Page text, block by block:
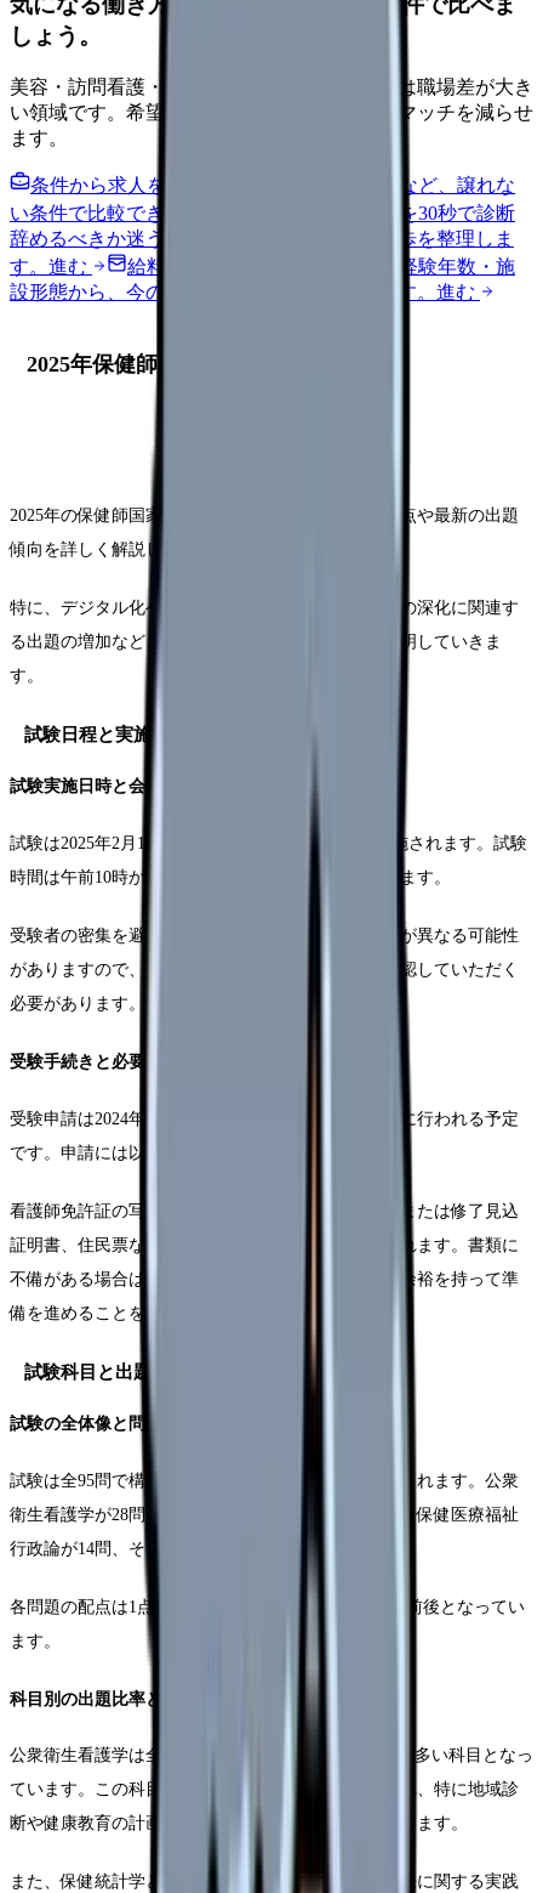
しょう。
美容・訪問看護・クリニック・夜勤なしなどは職場差が大き
い領域です。希望条件を先に整理するとミスマッチを減らせ
ます。
条件から求人を見る
夜勤回数・残業・通勤など、譲れな
い条件で比較できます。
職場の悩みを30秒で診断
辞めるべきか迷う前に、悩みの種類と次の一歩を整理しま
す。 進む 給料コンパスで比較する
地域・経験年数・施
設形態から、今の給料の現在地を確認できます。 進む
2025年保健師国家試験の概要と変更点
2025年の保健師国家試験に向けて、試験制度の変更点や最新の出題
傾向を詳しく解説します。
特に、デジタル化への対応や地域包括ケアシステムの深化に関連す
る出題の増加など、重要な変更点について詳細に説明していきま
す。
試験日程と実施要項
試験実施日時と会場の概要
試験は2025年2月16日（日）に全国の指定会場で実施されます。試験
時間は午前10時から午後1時までの3時間となっています。
受験者の密集を避けるため、会場によって集合時間が異なる可能性
がありますので、受験票に記載される案内を必ず確認していただく
必要があります。
受験手続きと必要書類
受験申請は2024年11月上旬から12月上旬までの期間に行われる予定
です。申請には以下の書類が必要となります。
看護師免許証の写し、保健師養成課程の修了証明書または修了見込
証明書、住民票などの本人確認書類の提出が求められます。書類に
不備がある場合は受験できない可能性があるため、余裕を持って準
備を進めることをお勧めします。
試験科目と出題構成
試験の全体像と問題数
試験は全95問で構成され、マークシート方式で実施されます。公衆
衛生看護学が28問、疫学が14問、保健統計学が14問、保健医療福祉
行政論が14問、そして選択問題が25問出題されます。
各問題の配点は1点で、合格基準は例年おおよそ60%前後となってい
ます。
科目別の出題比率と特徴
公衆衛生看護学は全体の約30%を占め、最も出題数が多い科目となっ
ています。この科目では実践的な内容が多く出題され、特に地域診
断や健康教育の計画立案に関する問題が重視されています。
また、保健統計学と疫学は、データの解釈や分析手法に関する実践